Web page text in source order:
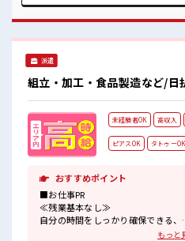
派遣
組立・加工・食品製造など/日
未経験者OK 高収入
ピアスOK タトゥーOK
おすすめポイント
■お仕事PR
≪残業基本なし≫
自分の時間をしっかり確保できる、
もっと